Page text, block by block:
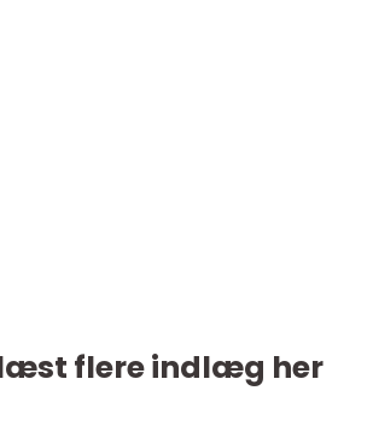
flere indlæg her